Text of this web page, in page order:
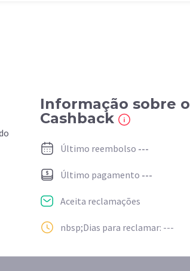
Informação sobre o
Cashback
Último reembolso ---
Último pagamento ---
Aceita reclamações
nbsp;Dias para reclamar: ---